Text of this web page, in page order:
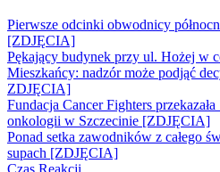
Pierwsze odcinki obwodnicy
[ZDJĘCIA]
Pękający budynek przy ul. Hożej w
Mieszkańcy: nadzór może podjąć
ZDJĘCIA]
Fundacja Cancer Fighters
onkologii w Szczecinie [ZDJĘCIA]
Ponad setka zawodników z całego
supach [ZDJĘCIA]